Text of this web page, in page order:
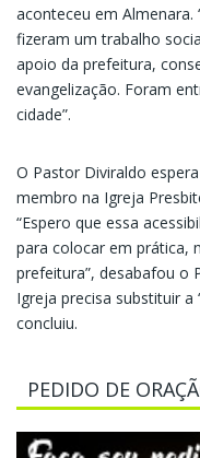
aconteceu em Almenara.
fizeram um trabalho
apoio da prefeitura,
evangelização. Foram
cidade”.
O Pastor Diviraldo
membro na Igreja
“Espero que essa
para colocar em prática,
prefeitura”, desabafou o
Igreja precisa substituir a
concluiu.
PEDIDO DE